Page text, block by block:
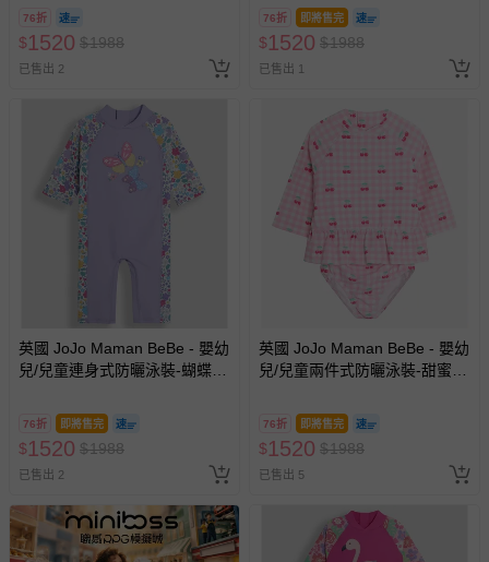
76折
$1520 $1988
已售出 2
76折 即將售完
$1520 $1988
已售出 1
英國 JoJo Maman BeBe - 嬰幼
兒/兒童連身式防曬泳裝-蝴蝶翩
76折 即將售完
$1520 $1988
已售出 2
英國 JoJo Maman BeBe - 嬰幼
兒/兒童兩件式防曬泳裝-甜蜜櫻
76折 即將售完
$1520 $1988
已售出 5